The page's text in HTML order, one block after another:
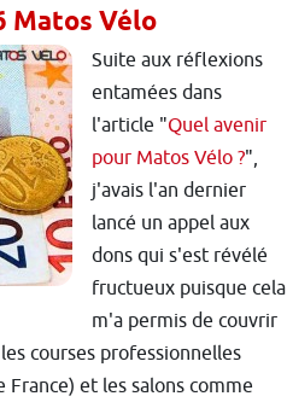
Matos Vélo
Suite aux réflexions
entamées dans
l'article "Quel avenir
pour Matos Vélo ?",
j'avais l'an dernier
lancé un appel aux
dons qui s'est révélé
fructueux puisque cela
m'a permis de couvrir
courses professionnelles
France) et les salons comme